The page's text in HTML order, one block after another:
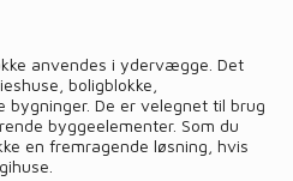
anvendes i ydervægge. Det
boligblokke,
bygninger. De er velegnet til brug
byggeelementer. Som du
en fremragende løsning, hvis